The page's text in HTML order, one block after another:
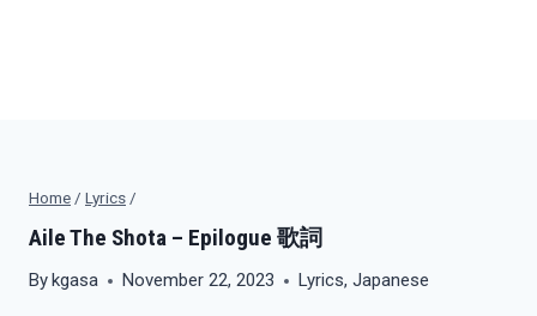
Home / Lyrics /
Aile The Shota – Epilogue 歌詞
Bykgasa November 22, 2023 Lyrics,Japanese